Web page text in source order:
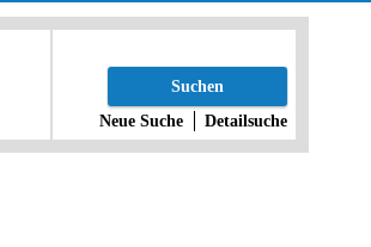
Suchen
Neue Suche
Detailsuche